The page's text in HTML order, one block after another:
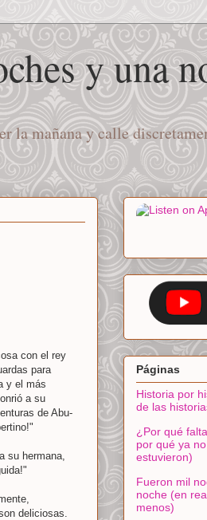
y una
la mañana y calle
con el rey
para
y el más
a su
de Abu-
su hermana,
deliciosas.
Páginas
Historia por
de las
¿Por qué
por qué ya
estuvieron)
Fueron mil
noche (en
menos)